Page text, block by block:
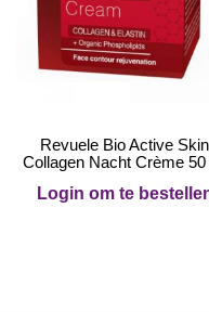
Revuele Bio Active Skin
Collagen Nacht Crème
Login om te